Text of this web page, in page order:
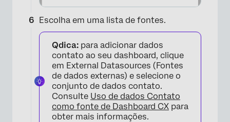
Escolha em uma lista de fontes.
Qdica: para adicionar dados
contato ao seu dashboard, clique
em External Datasources (Fontes
de dados externas) e selecione o
conjunto de dados contato.
Consulte Uso de dados Contato
como fonte de Dashboard CX para
obter mais informações.